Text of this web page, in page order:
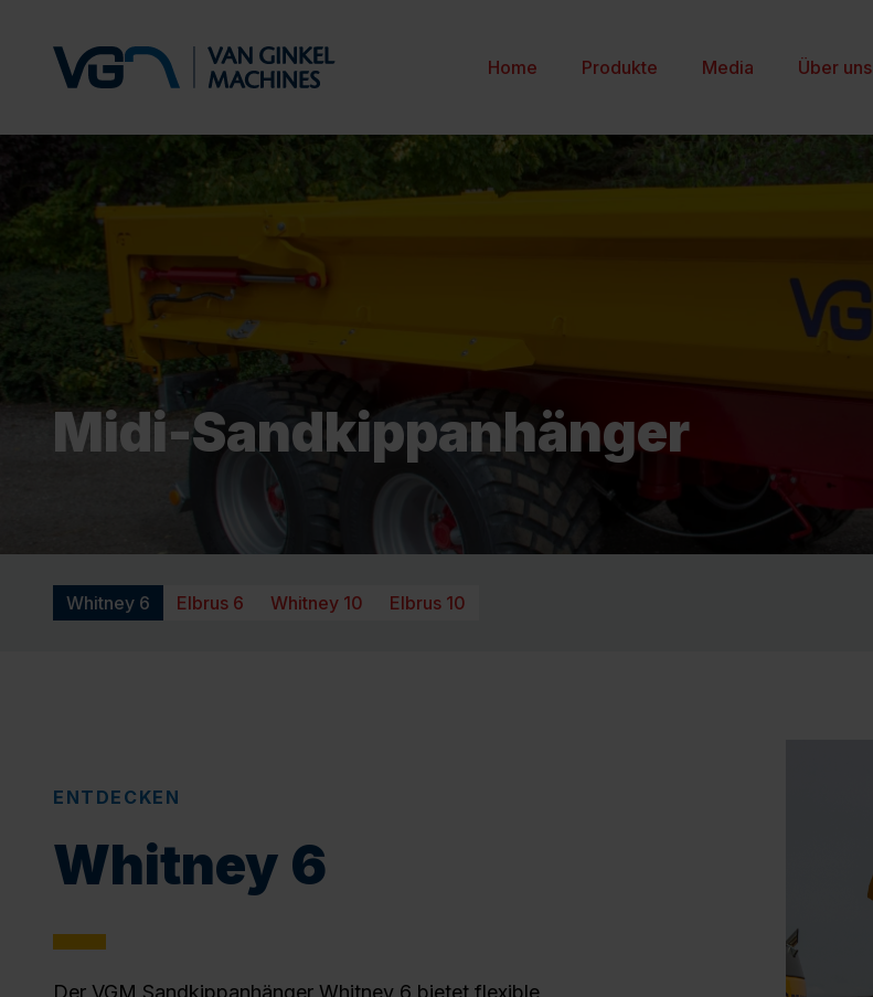
Home Produkte Media Über uns
Midi-Sandkippanhänger
Whitney 6 Elbrus 6 Whitney 10 Elbrus 10
ENTDECKEN
Whitney 6
Der VGM Sandkippanhänger Whitney 6 bietet flexible